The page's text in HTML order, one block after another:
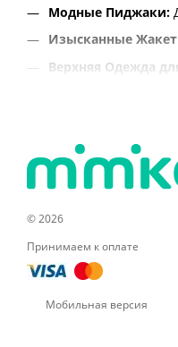
Модные Пиджаки:
Изысканные
Верхняя Одежда
© 2026
Принимаем к оплате
Мобильная версия